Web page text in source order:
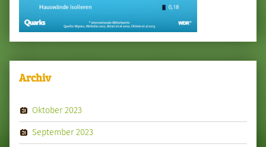
Archiv
Oktober 2023
September 2023